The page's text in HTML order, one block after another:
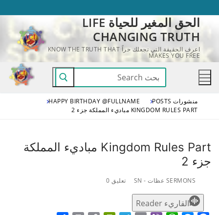
المحتوى
الحق المغير للحياة LIFE
CHANGING TRUTH
اعرف الحقيقة التي تجعلك حراً KNOW THE TRUTH THAT
MAKES YOU FREE
البحث
عن:
منشورات POSTS
HAPPY BIRTHDAY @FULLNAME
KINGDOM RULES PART مباديء المملكة جزء 2
Kingdom Rules Part مباديء المملكة
جزء 2
SERMONS عظات - SN تعليق 0
القاريء Reader